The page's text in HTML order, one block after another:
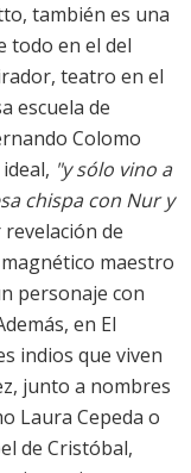
también es una
todo en el del
teatro en el
escuela de
Colomo
"y sólo vino a
chispa con Nur y
de
maestro
personaje con
en El
indios que viven
junto a nombres
Laura Cepeda o
de Cristóbal,